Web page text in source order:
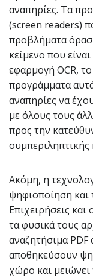
αναπηρίες. Τα
(screen readers)
προβλήματα
κείμενο που
εφαρμογή OCR,
προγράμματα
αναπηρίες να
με όλους τους
προς την
συμπεριληπτικής
Ακόμη, η
ψηφιοποίηση και
Επιχειρήσεις
τα φυσικά τους
αναζητήσιμα PDF
αποθηκεύσουν
χώρο και